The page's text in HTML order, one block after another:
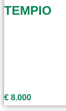
TEMPIO
€ 8.000